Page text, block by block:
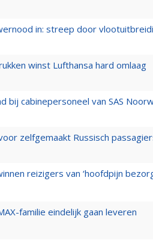
in: streep door
winst Lufthansa hard omlaag
bij cabinepersoneel van SAS
zelfgemaakt Russisch
reizigers van ‘hoofdpijn
familie eindelijk gaan leveren